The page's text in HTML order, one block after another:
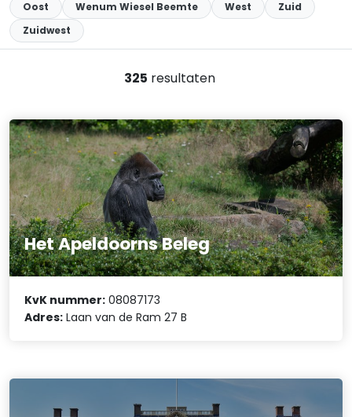
Oost
Wenum Wiesel Beemte West
Zuid
Zuidwest
325 resultaten
Het Apeldoorns Beleg
KvK nummer: 08087173
Adres: Laan van de Ram 27 B